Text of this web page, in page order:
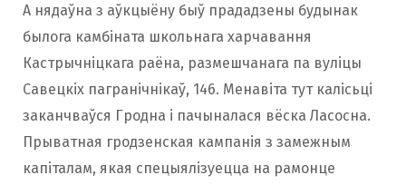
А нядаўна з аўкцыёну быў прададзены будынак
былога камбіната школьнага харчавання
Кастрычніцкага раёна, размешчанага па вуліцы
Савецкіх пагранічнікаў, 146. Менавіта тут калісьці
заканчваўся Гродна і пачыналася вёска Ласосна.
Прыватная гродзенская кампанія з замежным
капіталам, якая спецыялізуецца на рамонце